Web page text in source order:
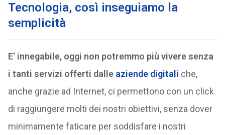
Tecnologia, così inseguiamo la
semplicità
E’ innegabile, oggi non potremmo più vivere senza
i tanti servizi offerti dalle aziende digitali che,
anche grazie ad Internet, ci permettono con un click
di raggiungere molti dei nostri obiettivi, senza dover
minimamente faticare per soddisfare i nostri